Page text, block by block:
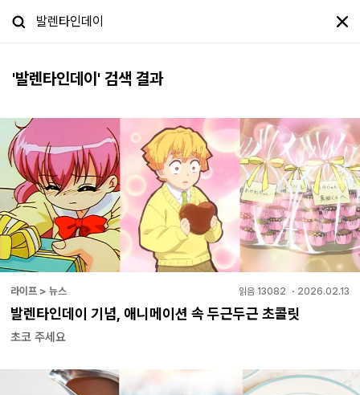
'발렌타인데이 ' 검색 결과
라이프 > 뉴스 읽음 13082 ・ 2026.02.13
발렌타인데이 기념, 애니메이션 속 두근두근 초콜릿
초코 주세요